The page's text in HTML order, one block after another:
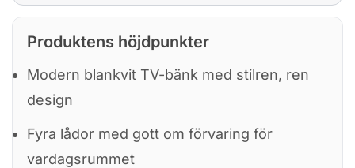
Produktens höjdpunkter
Modern blankvit TV-bänk med stilren, ren
design
Fyra lådor med gott om förvaring för
vardagsrummet